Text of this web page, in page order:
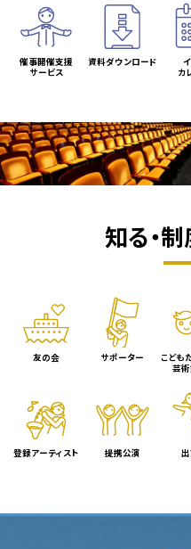
催事開催支援
サービス
資料ダウンロード
カ
知る・
友の会 サポーター
こども
芸
登録アーティスト 提携公演